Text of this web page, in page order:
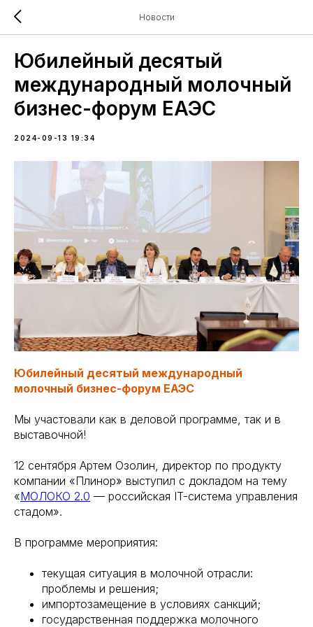
Новости
Юбилейный десятый
международный молочный
бизнес-форум ЕАЭС
2024-09-13 19:34
Юбилейный десятый международный
молочный бизнес-форум ЕАЭС
Мы участовали как в деловой программе, так и в
выставочной!
12 сентября Артем Озолин, директор по продукту
компании «Плинор» выступил с докладом на тему
«МОЛОКО 2.0 — российская IT-система управления
стадом».
В программе мероприятия:
текущая ситуация в молочной отрасли:
проблемы и решения;
импортозамещение в условиях санкций;
государственная поддержка молочного